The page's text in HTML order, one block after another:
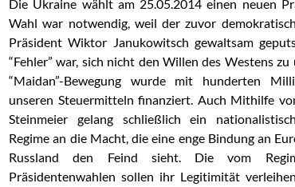
Die Ukraine wählt am 25.05.2014 einen neuen
Wahl war notwendig, weil der zuvor
Präsident Wiktor Janukowitsch gewaltsam
“Fehler” war, sich nicht den Willen des Westens
“Maidan”-Bewegung wurde mit hunderten
unseren Steuermitteln finanziert. Auch Mithilfe
Steinmeier gelang schließlich ein
Regime an die Macht, die eine enge Bindung an
Russland den Feind sieht. Die vom
Präsidentenwahlen sollen ihr Legitimität